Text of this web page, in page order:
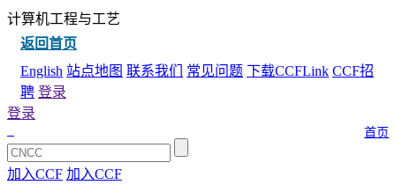
计算机工程与工艺
返回首页
English 站点地图 联系我们 常见问题 下载CCFLink CCF招
聘 登录
首页
登录
加入CCF 加入CCF